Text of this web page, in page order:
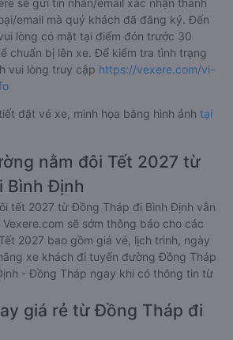
sẽ gửi tin nhắn/email xác nhận thành
email mà quý khách đã đăng ký. Đến
lòng có mặt tại điểm đón trước 30
chuẩn bị lên xe. Để kiểm tra tình trạng
vui lòng truy cập https://vexere.com/vi-
đặt vé xe, minh họa bằng hình ảnh tại
nằm đôi Tết 2027 từ
Bình Định
tết 2027 từ Đồng Tháp đi Bình Định vẫn
sẽ sớm thông báo cho các
2027 bao gồm giá vé, lịch trình, ngày
xe khách đi tuyến đường Đồng Tháp
- Đồng Tháp ngay khi có thông tin từ
giá rẻ từ Đồng Tháp đi